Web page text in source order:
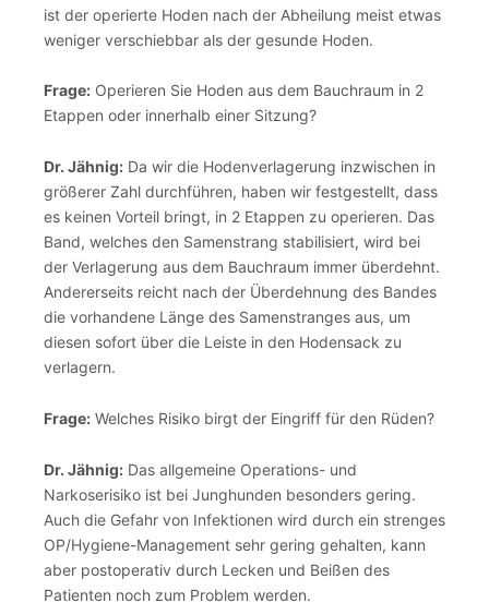
ist der operierte Hoden nach der Abheilung meist etwas
weniger verschiebbar als der gesunde Hoden.
Frage: Operieren Sie Hoden aus dem Bauchraum in 2
Etappen oder innerhalb einer Sitzung?
Dr. Jähnig: Da wir die Hodenverlagerung inzwischen in
größerer Zahl durchführen, haben wir festgestellt, dass
es keinen Vorteil bringt, in 2 Etappen zu operieren. Das
Band, welches den Samenstrang stabilisiert, wird bei
der Verlagerung aus dem Bauchraum immer überdehnt.
Andererseits reicht nach der Überdehnung des Bandes
die vorhandene Länge des Samenstranges aus, um
diesen sofort über die Leiste in den Hodensack zu
verlagern.
Frage: Welches Risiko birgt der Eingriff für den Rüden?
Dr. Jähnig: Das allgemeine Operations- und
Narkoserisiko ist bei Junghunden besonders gering.
Auch die Gefahr von Infektionen wird durch ein strenges
OP/Hygiene-Management sehr gering gehalten, kann
aber postoperativ durch Lecken und Beißen des
Patienten noch zum Problem werden.